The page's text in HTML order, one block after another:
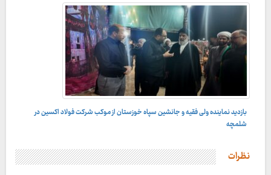
بازدید نماینده ولی فقیه و جانشین سپاه خوزستان از موکب شرکت فولاد اکسین در
شلمچه
نظرات